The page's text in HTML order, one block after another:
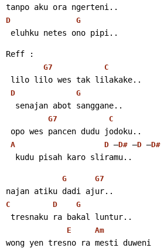
tanpo aku ora ngerteni..
D G
eluhku netes ono pipi..
Reff :
G7 C
lilo lilo wes tak lilakake..
D G
  senajan abot sanggane..
G7 C
opo wes pancen dudu jodoku..
A D –D# –D –D#
  kudu pisah karo sliramu..
G G7
najan atiku dadi ajur..
C D G
tresnaku ra bakal luntur..
E Am
wong yen tresno ra mesti duweni